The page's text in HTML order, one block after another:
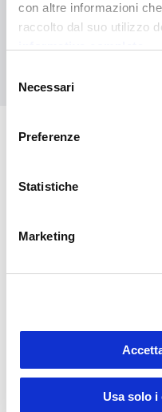
con altre informazioni
raccolto dal suo utilizzo
delNecessari
Preferenze
Statistiche
Marketing
Usa solo i